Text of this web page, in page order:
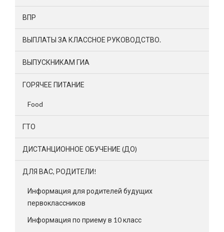
ВПР
ВЫПЛАТЫ ЗА КЛАССНОЕ РУКОВОДСТВО.
ВЫПУСКНИКАМ ГИА
ГОРЯЧЕЕ ПИТАНИЕ
Food
ГТО
ДИСТАНЦИОННОЕ ОБУЧЕНИЕ (ДО)
ДЛЯ ВАС, РОДИТЕЛИ!
Информация для родителей будущих
первоклассников
Информация по приему в 10 класс